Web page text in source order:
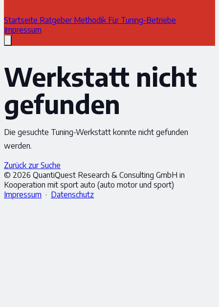
Startseite Ratgeber Methodik Für Tuning-Betriebe
Impressum
Werkstatt nicht
gefunden
Die gesuchte Tuning-Werkstatt konnte nicht gefunden
werden.
Zurück zur Suche
© 2026 QuantiQuest Research & Consulting GmbH in
Kooperation mit sport auto (auto motor und sport)
Impressum · Datenschutz